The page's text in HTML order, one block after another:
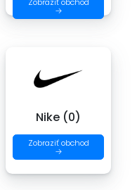
→
Nike (0)
Zobraziť obchod
→